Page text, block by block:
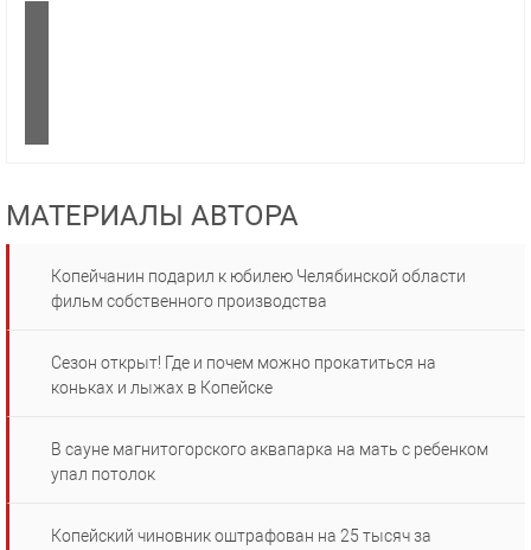
МАТЕРИАЛЫ АВТОРА
Копейчанин подарил к юбилею Челябинской области
фильм собственного производства
Сезон открыт! Где и почем можно прокатиться на
коньках и лыжах в Копейске
В сауне магнитогорского аквапарка на мать с ребенком
упал потолок
Копейский чиновник оштрафован на 25 тысяч за